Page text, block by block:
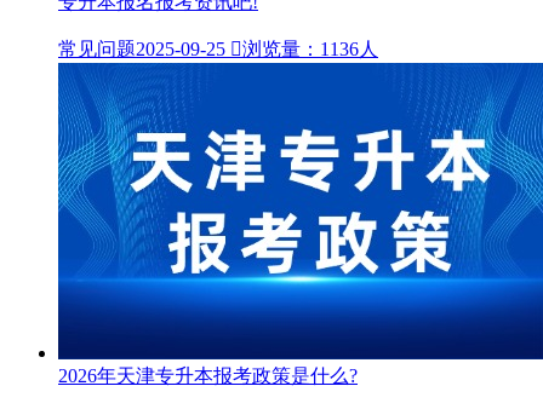
常见问题2025-09-25 浏览量：1136人
2026年天津专升本报考政策是什么?